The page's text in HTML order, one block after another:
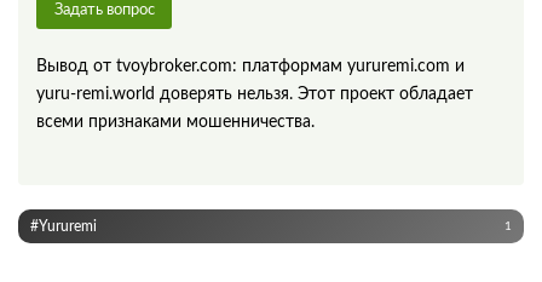
Задать вопрос
Вывод от tvoybroker.com: платформам yururemi.com и
yuru-remi.world доверять нельзя. Этот проект обладает
всеми признаками мошенничества.
#Yururemi 1